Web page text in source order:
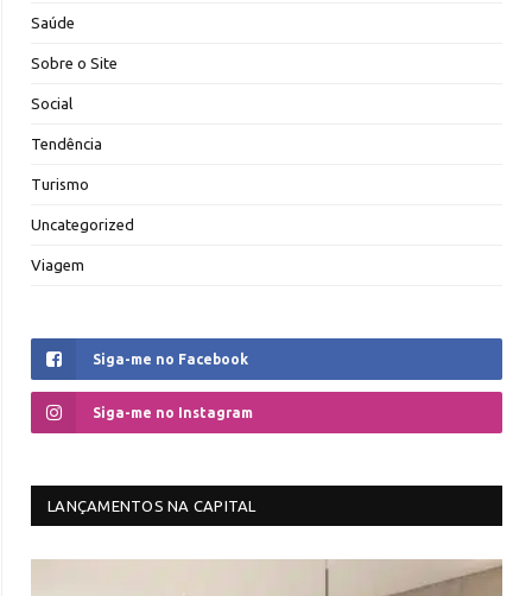
Saúde
Sobre o Site
Social
Tendência
Turismo
Uncategorized
Viagem
Siga-me no Facebook
Siga-me no Instagram
LANÇAMENTOS NA CAPITAL